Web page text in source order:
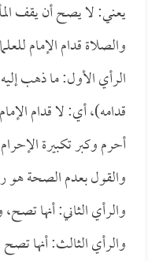
يعني: لا يصح أن يقف
والصلاة قدام الإمام
الرأي الأول: ما ذهب
قدامه)، أي: لا قدام
أحرم وكبر تكبيرة
والقول بعدم الصحة هو
والرأي الثاني: أنها
والرأي الثالث: أنها